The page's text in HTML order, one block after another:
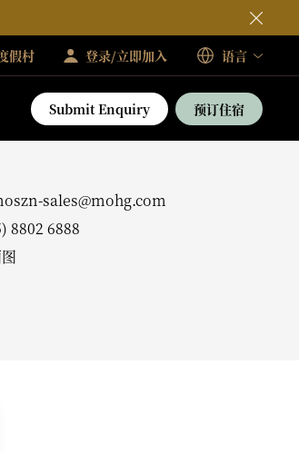
假村 登录/立即加入 语言
Submit Enquiry 预订住宿
sales@mohg.com
8802 6888